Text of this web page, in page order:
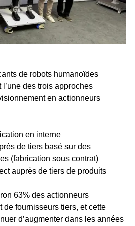
de robots humanoïdes
des trois approches
en actionneurs
en interne
de tiers basé sur des
(fabrication sous contrat)
auprès de tiers de produits
63% des actionneurs
fournisseurs tiers, et cette
d’augmenter dans les années